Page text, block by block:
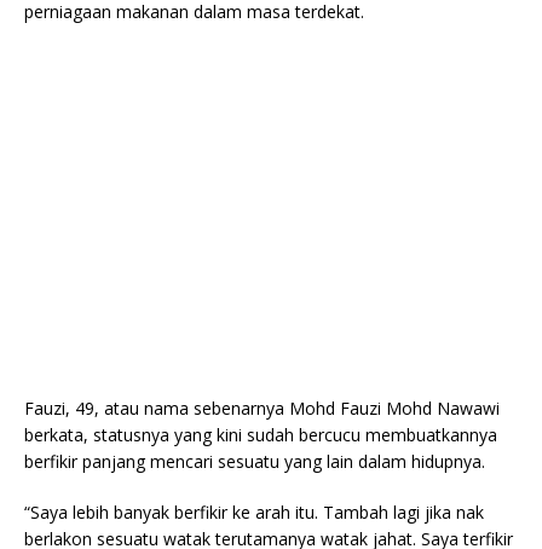
perniagaan makanan dalam masa terdekat.
Fauzi, 49, atau nama sebenarnya Mohd Fauzi Mohd Nawawi
berkata, statusnya yang kini sudah bercucu membuatkannya
berfikir panjang mencari sesuatu yang lain dalam hidupnya.
“Saya lebih banyak berfikir ke arah itu. Tambah lagi jika nak
berlakon sesuatu watak terutamanya watak jahat. Saya terfikir